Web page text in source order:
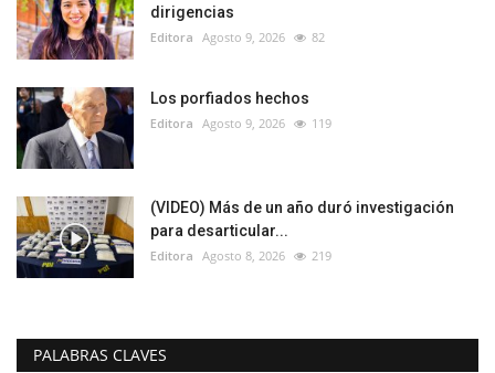
dirigencias
Editora Agosto 9, 2026 82
Los porfiados hechos
Editora Agosto 9, 2026 119
(VIDEO) Más de un año duró investigación
para desarticular...
Editora Agosto 8, 2026 219
PALABRAS CLAVES